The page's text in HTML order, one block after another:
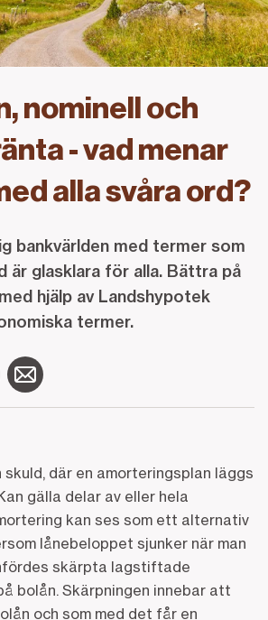
nominell och
- vad menar
alla svåra ord?
bankvärlden med termer som
är glasklara för alla. Bättra på
hjälp av Landshypotek
termer.
skuld, där en amorteringsplan läggs
gälla delar av eller hela
kan ses som ett alternativ
lånebeloppet sjunker när man
skärpta lagstiftade
bolån. Skärpningen innebar att
och som med det får en